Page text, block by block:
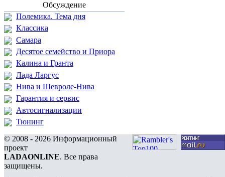
Обсуждение
Полемика. Тема дня
Классика
Самара
Десятое семейство и Приора
Калина и Гранта
Лада Ларгус
Нива и Шевроле-Нива
Гарантия и сервис
Автосигнализации
Тюнинг
© 2008 - 2026 Информационный
проект
LADAONLINE. Все права
защищены.